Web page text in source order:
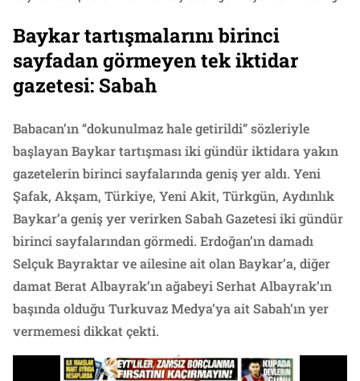
Baykar tartışmalarını birinci
sayfadan görmeyen tek iktidar
gazetesi: Sabah
Babacan’ın “dokunulmaz hale getirildi” sözleriyle
başlayan Baykar tartışması iki gündür iktidara yakın
gazetelerin birinci sayfalarında geniş yer aldı. Yeni
Şafak, Akşam, Türkiye, Yeni Akit, Türkgün, Aydınlık
Baykar’a geniş yer verirken Sabah Gazetesi iki gündür
birinci sayfalarından görmedi. Erdoğan’ın damadı
Selçuk Bayraktar ve ailesine ait olan Baykar’a, diğer
damat Berat Albayrak’ın ağabeyi Serhat Albayrak’ın
başında olduğu Turkuvaz Medya’ya ait Sabah’ın yer
vermemesi dikkat çekti.